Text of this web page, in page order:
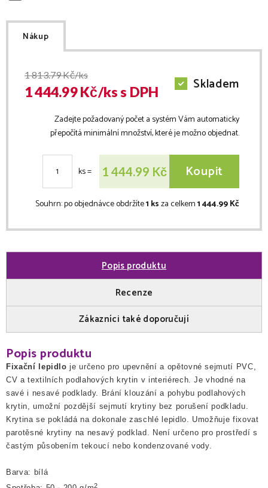
Nákup
1 813.79Kč/ks
1 444.99Kč/kss DPH Skladem
Zadejte požadovaný počet a systém Vám automaticky
přepočítá minimální množství, které je možno objednat.
ks= 1 444.99 Kč Koupit
Souhrn:po objednávce obdržíte1 ksza celkem1 444.99 Kč
Popis produktu
Recenze
Zákazníci také doporučují
Popis produktu
Fixační lepidlo je určeno pro upevnění a opětovné sejmutí PVC,
CV a textilních podlahových krytin v interiérech. Je vhodné na
savé i nesavé podklady. Brání klouzání a pohybu podlahových
krytin, umožní pozdější sejmutí krytiny bez porušení podkladu.
Krytina se pokládá na dokonale zaschlé lepidlo. Umožňuje fixovat
parotěsné krytiny na nesavý podklad. Není určeno pro prostředí s
častým působením tekoucí nebo kondenzované vody.
Barva: bílá
2